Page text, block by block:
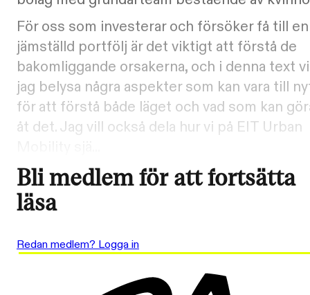
För oss som investerar och försöker få till en
jämställd portfölj är det viktigt att förstå de
bakomliggande orsakerna, och i denna text
jag belysa några aspekter som kan vara till
för att förstå både läget och vad som kan
åt det. Jag vill också dela hur vi på EIT Urban
Bli medlem för att fortsätta
läsa
Redan medlem? Logga in